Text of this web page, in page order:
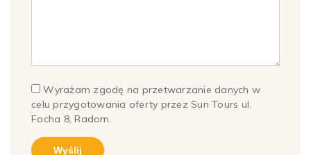
Wyrażam zgodę na przetwarzanie danych w
celu przygotowania oferty przez Sun Tours ul.
Focha 8, Radom.